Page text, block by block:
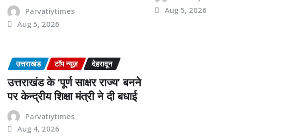
Parvatiytimes
Aug 5, 2026
Aug 5, 2026
उत्तराखंड टॉप न्यूज़ देहरादून
उत्तराखंड के ‘पूर्ण साक्षर राज्य’ बनने
पर केन्द्रीय शिक्षा मंत्री ने दी बधाई
Parvatiytimes
Aug 4, 2026